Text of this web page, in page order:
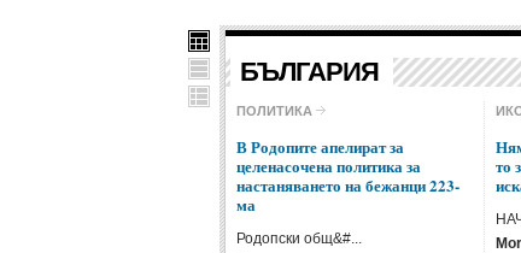
БЪЛГАРИЯ
ПОЛИТИКА
В Родопите апелират за
целенасочена политика за
настаняването на бежанци 223-
ма
Родопски общ&#...
то